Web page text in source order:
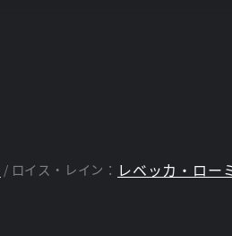
ロイス・レイン： レベッカ・ロー